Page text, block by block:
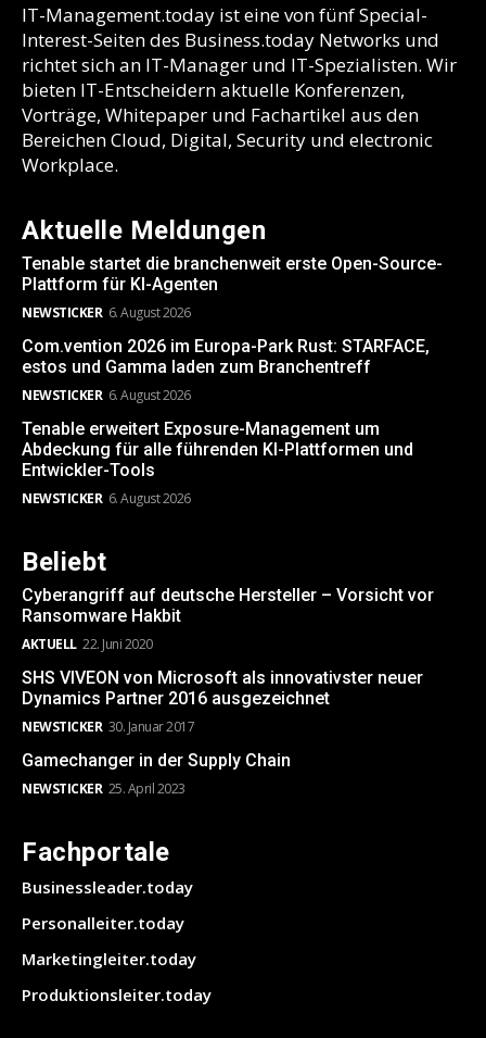
IT-Management.today ist eine von fünf Special-
Interest-Seiten des Business.today Networks und
richtet sich an IT-Manager und IT-Spezialisten. Wir
bieten IT-Entscheidern aktuelle Konferenzen,
Vorträge, Whitepaper und Fachartikel aus den
Bereichen Cloud, Digital, Security und electronic
Workplace.
Aktuelle Meldungen
Tenable startet die branchenweit erste Open-Source-
Plattform für KI-Agenten
NEWSTICKER 6. August 2026
Com.vention 2026 im Europa-Park Rust: STARFACE,
estos und Gamma laden zum Branchentreff
NEWSTICKER 6. August 2026
Tenable erweitert Exposure-Management um
Abdeckung für alle führenden KI-Plattformen und
Entwickler-Tools
NEWSTICKER 6. August 2026
Beliebt
Cyberangriff auf deutsche Hersteller – Vorsicht vor
Ransomware Hakbit
AKTUELL 22. Juni 2020
SHS VIVEON von Microsoft als innovativster neuer
Dynamics Partner 2016 ausgezeichnet
NEWSTICKER 30. Januar 2017
Gamechanger in der Supply Chain
NEWSTICKER 25. April 2023
Fachportale
Businessleader.today
Personalleiter.today
Marketingleiter.today
Produktionsleiter.today